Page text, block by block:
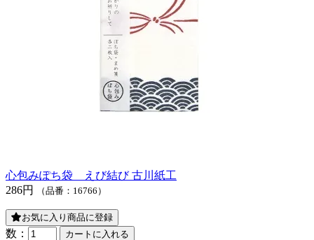
心包みぽち袋 えび結び 古川紙工
286円
（品番：16766）
お気に入り商品に登録
数：